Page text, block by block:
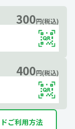
300円(税込)
400円(税込)
ご利用方法